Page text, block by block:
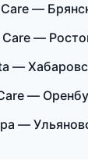
—
Care —
—
—
—